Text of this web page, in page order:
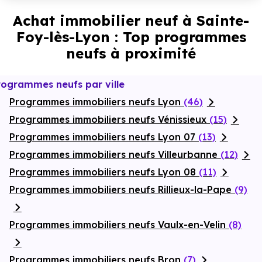
Achat immobilier neuf à Sainte-
Foy-lès-Lyon : Top programmes
neufs à proximité
neufs par ville
Programmes immobiliers neufs Lyon (46)
Programmes immobiliers neufs Vénissieux (15)
Programmes immobiliers neufs Lyon 07 (13)
Programmes immobiliers neufs Villeurbanne (12)
Programmes immobiliers neufs Lyon 08 (11)
Programmes immobiliers neufs Rillieux-la-Pape (9)
Programmes immobiliers neufs Vaulx-en-Velin (8)
Programmes immobiliers neufs Bron (7)